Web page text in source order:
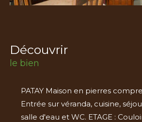
découvrir
le bien
PATAY Maison en pierres
Entrée sur véranda, cuisine,
salle d'eau et WC. ETAGE :